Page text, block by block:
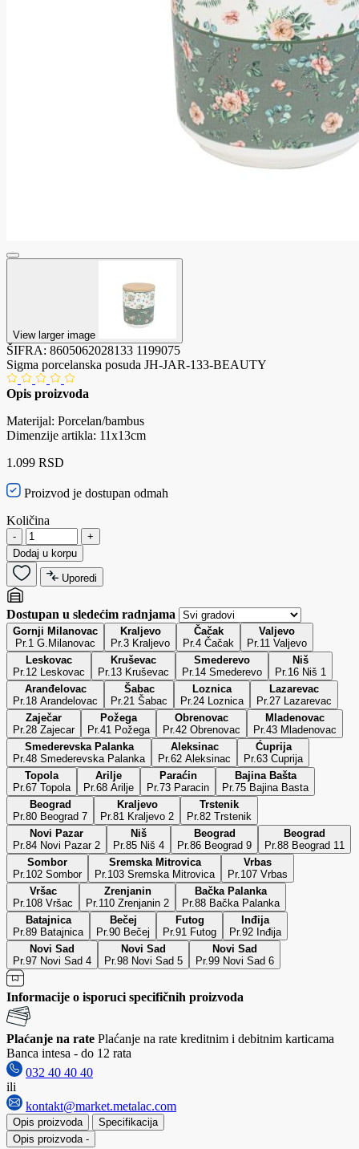
View larger image
ŠIFRA: 8605062028133 1199075
Sigma porcelanska posuda JH-JAR-133-BEAUTY
Opis proizvoda
Materijal: Porcelan/bambus
Dimenzije artikla: 11x13cm
1.099 RSD
Proizvod je dostupan odmah
Količina
-
+
Dodaj u korpu
Uporedi
Dostupan u sledećim radnjama
Gornji Milanovac
Pr.1 G.Milanovac
Kraljevo
Pr.3 Kraljevo
Čačak
Pr.4 Čačak
Valjevo
Pr.11 Valjevo
Leskovac
Pr.12 Leskovac
Kruševac
Pr.13 Kruševac
Smederevo
Pr.14 Smederevo
Niš
Pr.16 Niš 1
Aranđelovac
Pr.18 Arandelovac
Šabac
Pr.21 Šabac
Loznica
Pr.24 Loznica
Lazarevac
Pr.27 Lazarevac
Zaječar
Pr.28 Zajecar
Požega
Pr.41 Požega
Obrenovac
Pr.42 Obrenovac
Mladenovac
Pr.43 Mladenovac
Smederevska Palanka
Pr.48 Smederevska Palanka
Aleksinac
Pr.62 Aleksinac
Ćuprija
Pr.63 Cuprija
Topola
Pr.67 Topola
Arilje
Pr.68 Arilje
Paraćin
Pr.73 Paracin
Bajina Bašta
Pr.75 Bajina Basta
Beograd
Pr.80 Beograd 7
Kraljevo
Pr.81 Kraljevo 2
Trstenik
Pr.82 Trstenik
Novi Pazar
Pr.84 Novi Pazar 2
Niš
Pr.85 Niš 4
Beograd
Pr.86 Beograd 9
Beograd
Pr.88 Beograd 11
Sombor
Pr.102 Sombor
Sremska Mitrovica
Pr.103 Sremska Mitrovica
Vrbas
Pr.107 Vrbas
Vršac
Pr.108 Vršac
Zrenjanin
Pr.110 Zrenjanin 2
Bačka Palanka
Pr.88 Bačka Palanka
Batajnica
Pr.89 Batajnica
Bečej
Pr.90 Bečej
Futog
Pr.91 Futog
Inđija
Pr.92 Inđija
Novi Sad
Pr.97 Novi Sad 4
Novi Sad
Pr.98 Novi Sad 5
Novi Sad
Pr.99 Novi Sad 6
Informacije o isporuci specifičnih proizvoda
Plaćanje na rate Plaćanje na rate kreditnim i debitnim karticama
Banca intesa - do 12 rata
032 40 40 40
ili
kontakt@market.metalac.com
Opis proizvoda
Specifikacija
Opis proizvoda -